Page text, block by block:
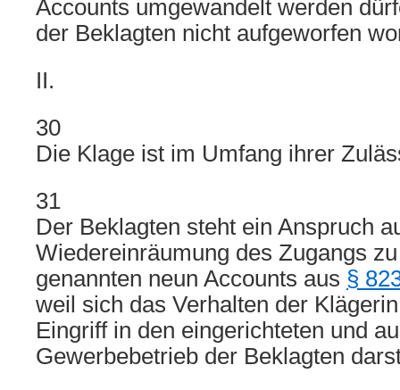
Accounts umgewandelt werden
der Beklagten nicht aufgeworfen
II.
30
Die Klage ist im Umfang ihrer
31
Der Beklagten steht ein Anspruch
Wiedereinräumung des Zugangs
genannten neun Accounts aus §
weil sich das Verhalten der
Eingriff in den eingerichteten und
Gewerbebetrieb der Beklagten